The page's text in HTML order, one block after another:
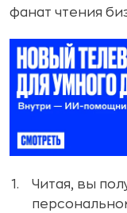
фанат чтения
Читая, вы